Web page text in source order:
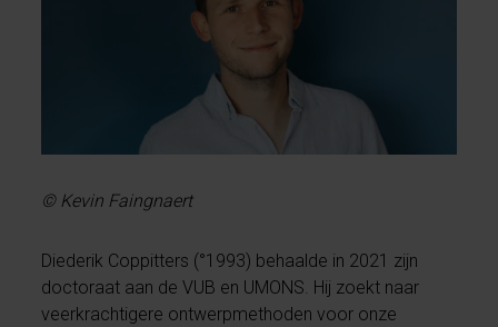
© Kevin Faingnaert
Diederik Coppitters (°1993) behaalde in 2021 zijn
doctoraat aan de VUB en UMONS. Hij zoekt naar
veerkrachtigere ontwerpmethoden voor onze